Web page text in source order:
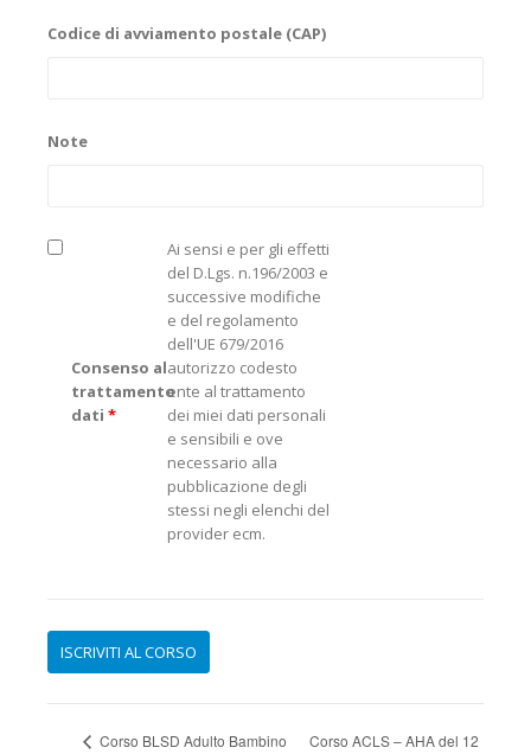
Codice di avviamento postale (CAP)
Note
Consenso al
trattamento
dati*
Ai sensi e per gli effetti
del D.Lgs. n.196/2003 e
successive modifiche
e del regolamento
dell'UE 679/2016
autorizzo codesto
ente al trattamento
dei miei dati personali
e sensibili e ove
necessario alla
pubblicazione degli
stessi negli elenchi del
provider ecm.
Corso BLSD Adulto Bambino
Corso ACLS – AHA del 12